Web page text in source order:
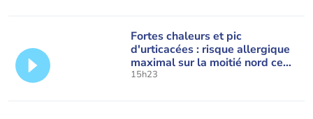
Fortes chaleurs et pic
d'urticacées : risque allergique
maximal sur la moitié nord ce
vendredi
15h23